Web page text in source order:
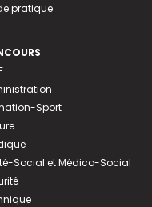
pratique
Sport
Social et Médico-Social